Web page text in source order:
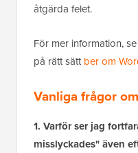
åtgärda felet.
För mer information,
på rätt sättber om
Vanliga frågor
1. Varför ser jag
misslyckades" även